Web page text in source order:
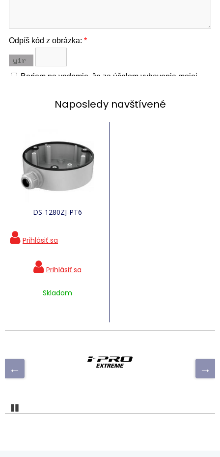
Naposledy navštívené
DS-1280ZJ-PT6
Skladom